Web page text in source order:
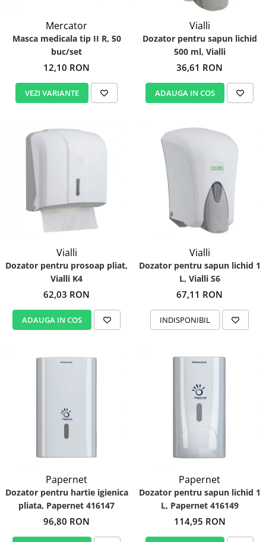
Mercator
Masca medicala tip II R, 50
buc/set
12,10 RON
VEZI VARIANTE
Vialli
Dozator pentru sapun lichid
500 ml, Vialli
36,61 RON
ADAUGA IN COS
Vialli
Dozator pentru prosoap pliat,
Vialli K4
62,03 RON
ADAUGA IN COS
Vialli
Dozator pentru sapun lichid 1
L, Vialli S6
67,11 RON
INDISPONIBIL
Papernet
Dozator pentru hartie igienica
pliata, Papernet 416147
96,80 RON
Papernet
Dozator pentru sapun lichid 1
L, Papernet 416149
114,95 RON